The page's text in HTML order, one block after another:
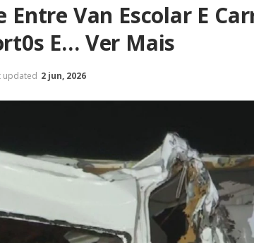
Entre Van Escolar E
E… Ver Mais
updated 2 jun, 2026